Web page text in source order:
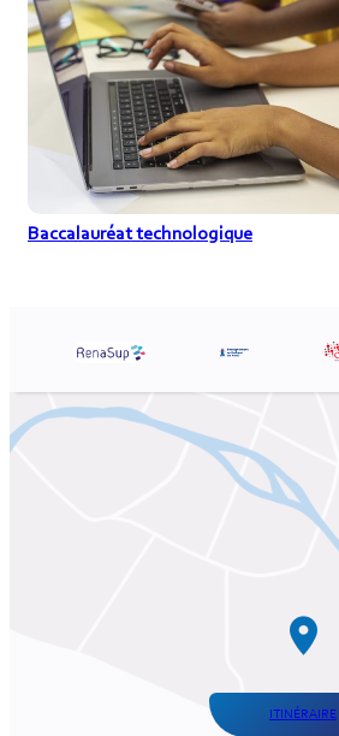
Baccalauréat technologique
ITINÉRAIRE